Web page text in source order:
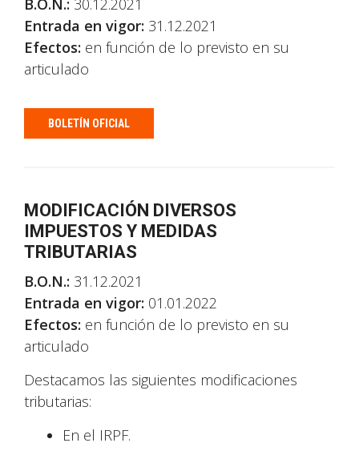
B.O.N.: 30.12.2021
Entrada en vigor: 31.12.2021
Efectos: en función de lo previsto en su
articulado
BOLETÍN OFICIAL
MODIFICACIÓN DIVERSOS
IMPUESTOS Y MEDIDAS
TRIBUTARIAS
B.O.N.: 31.12.2021
Entrada en vigor: 01.01.2022
Efectos: en función de lo previsto en su
articulado
Destacamos las siguientes modificaciones
tributarias:
En el IRPF.